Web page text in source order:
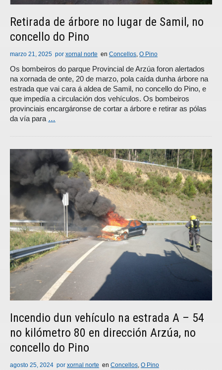
Retirada de árbore no lugar de Samil, no
concello do Pino
marzo 21, 2025 por xornal norte en Concellos, O Pino
Os bombeiros do parque Provincial de Arzúa foron alertados
na xornada de onte, 20 de marzo, pola caída dunha árbore na
estrada que vai cara á aldea de Samil, no concello do Pino, e
que impedía a circulación dos vehículos. Os bombeiros
provinciais encargáronse de cortar a árbore e retirar as pólas
da vía para …
Incendio dun vehículo na estrada A – 54
no kilómetro 80 en dirección Arzúa, no
concello do Pino
agosto 25, 2024 por xornal norte en Concellos, O Pino